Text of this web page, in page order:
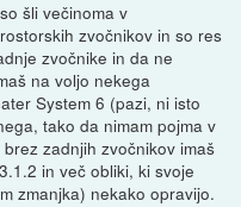
šli večinoma v
zvočnikov in so res
zvočnike in da ne
na voljo nekega
System 6 (pazi, ni isto
tako da nimam pojma v
zadnjih zvočnikov imaš
in več obliki, ki svoje
zmanjka) nekako opravijo.